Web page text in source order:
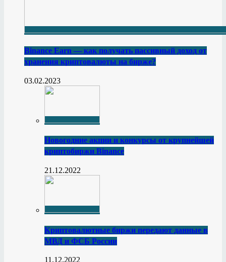
Binance Earn — как получать пассивный доход от
хранения криптовалюты на бирже?
03.02.2023
Новогодние акции и конкурсы от крупнейшей
криптобиржи Binance
21.12.2022
Криптовалютные биржи передают данные в
МВД и ФСБ России
11.12.2022